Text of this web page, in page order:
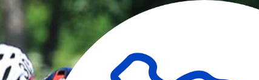
argomenti
delle
notizie:
Campionati
italiani